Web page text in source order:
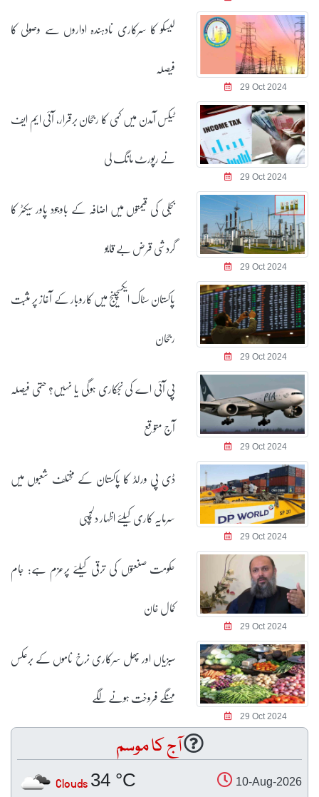
29 Oct 2024
لیسکو کا سرکاری نادہندہ اداروں سے وصولی کا
فیصلہ
29 Oct 2024
ٹیکس آمدن میں کمی کا رجحان برقرار، آئی ایم ایف
نے رپورٹ مانگ لی
29 Oct 2024
بجلی کی قیمتوں میں اضافہ کے باوجود پاور سیکٹر کا
گردشی قرض بے قابو
29 Oct 2024
پاکستان سٹاک ایکسچینج میں کاروبار کے آغاز پر مثبت
رجحان
29 Oct 2024
پی آئی اے کی نجکاری ہوگی یا نہیں؟ حتمی فیصلہ
آج متوقع
29 Oct 2024
ڈی پی ورلڈ کا پاکستان کے مختلف شعبوں میں
سرمایہ کاری کیلئے اظہار دلچسپی
29 Oct 2024
حکومت صنعتوں کی ترقی کیلئے پرعزم ہے: جام
کمال خان
29 Oct 2024
سبزیاں اور پھل سرکاری نرخ ناموں کے برعکس
مہنگے فروخت ہونے لگے
آج کا موسم
10-Aug-2026
34 °C
Clouds